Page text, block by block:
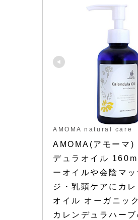
AMOMA natural care
AMOMA(アモーマ)
デュラオイル
ーオイルや会陰マッ
ジ・乳頭ケアにカレ
オイル オーガニッ
カレンデュラハー